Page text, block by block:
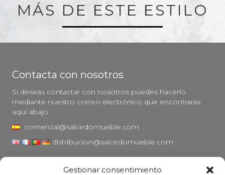
Gestionar consentimiento
MÁS DE ESTE ESTILO
Contacta con nosotros
Si deseas contactar con nosotros puedes hacerlo
mediante nuestro correo electrónico que encontrarás
aquí abajo.
comercial@salcedomueble.com
distribucion@salcedomueble.com